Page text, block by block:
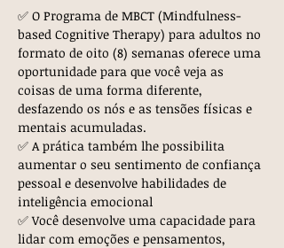
✅ O Programa de MBCT (Mindfulness-
based Cognitive Therapy) para adultos no
formato de oito (8) semanas oferece uma
oportunidade para que você veja as
coisas de uma forma diferente,
desfazendo os nós e as tensões físicas e
mentais acumuladas.
✅ A prática também lhe possibilita
aumentar o seu sentimento de confiança
pessoal e desenvolve habilidades de
inteligência emocional
✅ Você desenvolve uma capacidade para
lidar com emoções e pensamentos,